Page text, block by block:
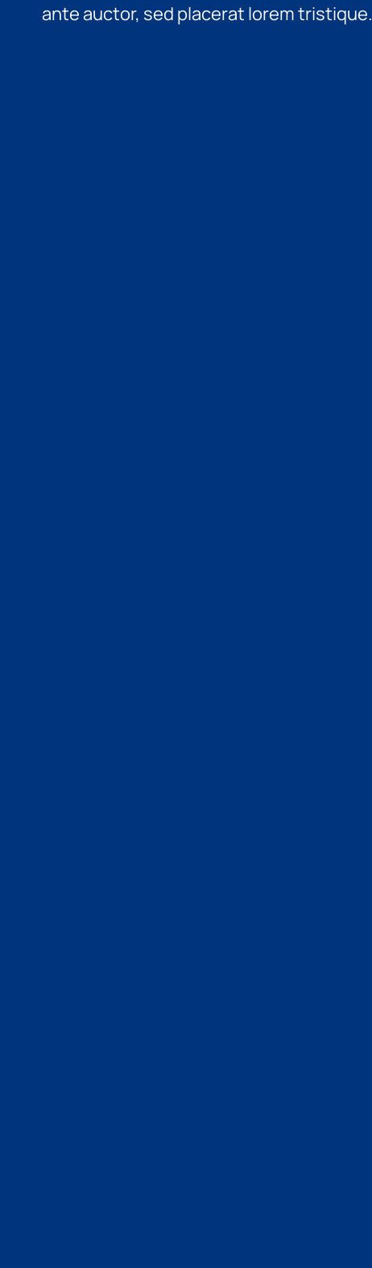
ante auctor, sed placerat lorem tristique.